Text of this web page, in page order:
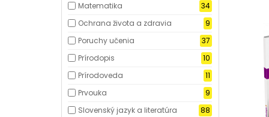
Matematika
34
Ochrana života a zdravia
9
Poruchy učenia
37
Prírodopis
10
Prírodoveda
11
Prvouka
9
Slovenský jazyk a literatúra
88